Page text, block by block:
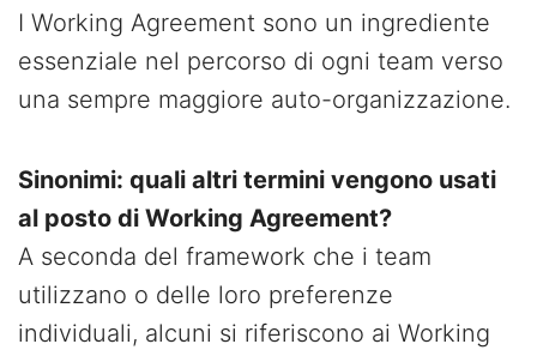
I Working Agreement sono un ingrediente
essenziale nel percorso di ogni team verso
una sempre maggiore auto-organizzazione.
Sinonimi: quali altri termini vengono usati
al posto di Working Agreement?
A seconda del framework che i team
utilizzano o delle loro preferenze
individuali, alcuni si riferiscono ai Working